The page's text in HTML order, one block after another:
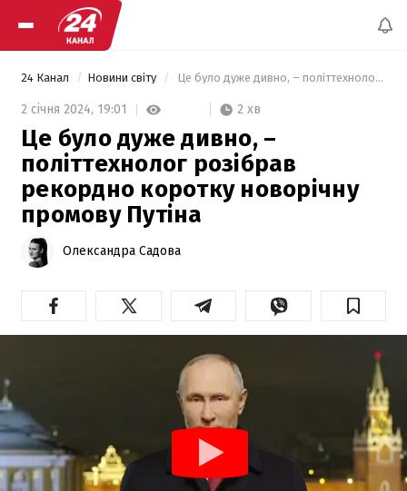
24 Канал Новини світу Це було дуже дивно, – політтехнолог розібрав рекордно коротку новорічну промову Путіна
2 січня 2024, 19:01 2 хв
Це було дуже дивно, –
політтехнолог розібрав
рекордно коротку новорічну
промову Путіна
Олександра Садова